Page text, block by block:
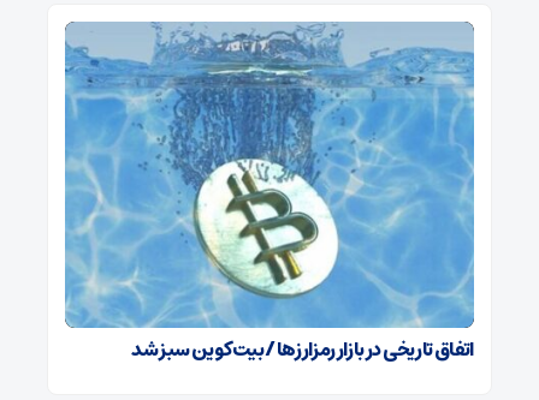
اتفاق تاریخی در بازار رمزارزها / بیت‌کوین سبز شد